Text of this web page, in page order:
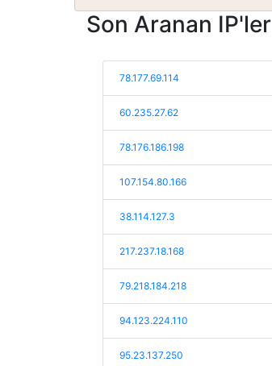
Son Aranan IP'ler
78.177.69.114
60.235.27.62
78.176.186.198
107.154.80.166
38.114.127.3
217.237.18.168
79.218.184.218
94.123.224.110
95.23.137.250